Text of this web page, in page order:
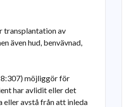
transplantation av
även hud, benvävnad,
möjliggör för
har avlidit eller det
avstå från att inleda